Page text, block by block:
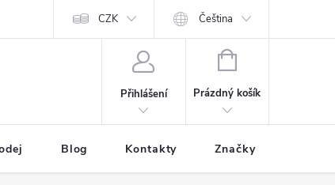
CZK Čeština
Přihlášení
NÁKUPNÍ
Prázdný košík
Blog Kontakty Značky